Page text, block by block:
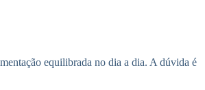
equilibrada no dia a dia. A dúvida é